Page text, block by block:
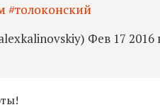
#толоконский
Фев 17 2016